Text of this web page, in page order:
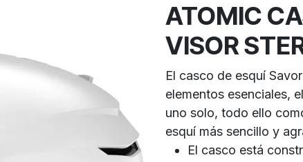
ATOMIC
VISOR
El casco de esquí
elementos esenciales,
uno solo, todo ello
esquí más sencillo y
El casco está